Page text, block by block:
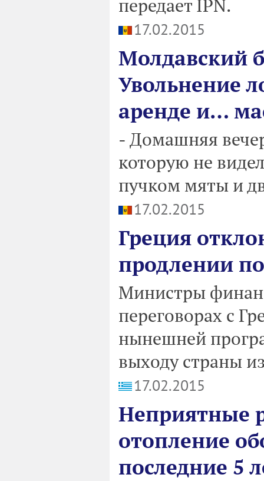
передает IPN.
17.02.2015
Молдавский
Увольнение
аренде и…
- Домашняя
которую не
пучком мяты и
17.02.2015
Греция
продлении
Министры
переговорах с
нынешней
выходу страны
17.02.2015
Неприятные
отопление
последние 5